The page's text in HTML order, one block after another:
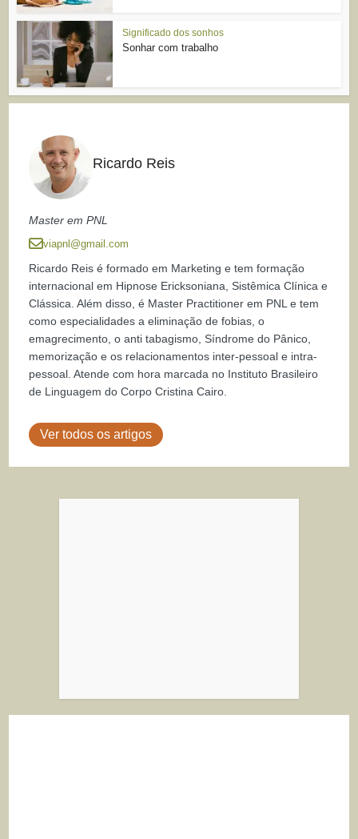
Significado dos sonhos
Sonhar com trabalho
Ricardo Reis
Master em PNL
viapnl@gmail.com
Ricardo Reis é formado em Marketing e tem formação
internacional em Hipnose Ericksoniana, Sistêmica Clínica e
Clássica. Além disso, é Master Practitioner em PNL e tem
como especialidades a eliminação de fobias, o
emagrecimento, o anti tabagismo, Síndrome do Pânico,
memorização e os relacionamentos inter-pessoal e intra-
pessoal. Atende com hora marcada no Instituto Brasileiro
de Linguagem do Corpo Cristina Cairo.
Ver todos os artigos